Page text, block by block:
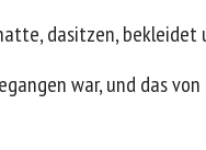
dasitzen,
war, und das